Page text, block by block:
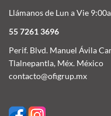
Llámanos de Lun a Vie
55 7261 3696
Perif. Blvd. Manuel Ávila
Tlalnepantla, Méx. México
contacto@ofigrup.mx